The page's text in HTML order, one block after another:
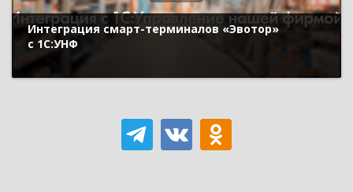
Интеграция смарт-терминалов «Эвотор»
с 1С:УНФ